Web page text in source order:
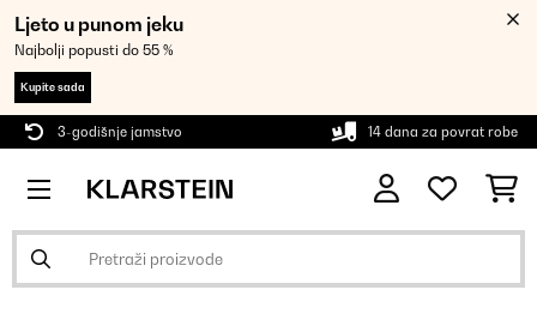
Ljeto u punom jeku
Najbolji popusti do 55 %
Kupite sada
3-godišnje jamstvo 14 dana za povrat robe